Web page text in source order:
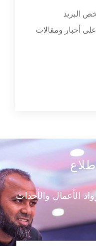
البريد
أخبار ومقالات
الأعمال والأحداث